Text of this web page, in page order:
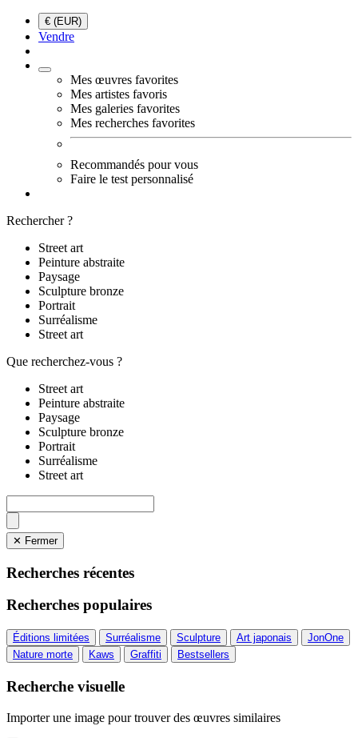
€ (EUR)
Vendre
Mes œuvres favorites
Mes artistes favoris
Mes galeries favorites
Mes recherches favorites
Recommandés pour vous
Faire le test personnalisé
Rechercher ?
Street art
Peinture abstraite
Paysage
Sculpture bronze
Portrait
Surréalisme
Street art
Que recherchez-vous ?
Street art
Peinture abstraite
Paysage
Sculpture bronze
Portrait
Surréalisme
Street art
✕ Fermer
Recherches récentes
Recherches populaires
Éditions limitées Surréalisme Sculpture Art japonais
JonOne
Nature morte
Kaws Graffiti Bestsellers
Recherche visuelle
Importer une image pour trouver des œuvres similaires